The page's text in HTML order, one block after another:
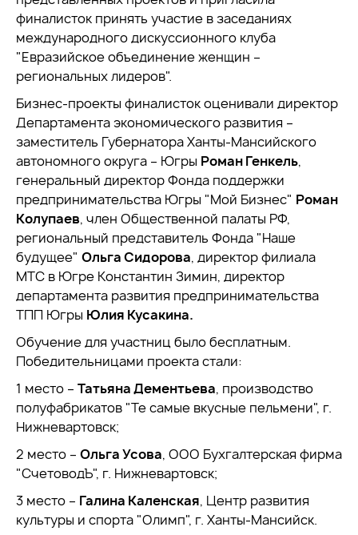
финалисток принять участие в заседаниях
международного дискуссионного клуба
"Евразийское объединение женщин –
региональных лидеров".
Бизнес-проекты финалисток оценивали директор
Департамента экономического развития –
заместитель Губернатора Ханты-Мансийского
автономного округа – Югры Роман Генкель,
генеральный директор Фонда поддержки
предпринимательства Югры "Мой Бизнес" Роман
Колупаев, член Общественной палаты РФ,
региональный представитель Фонда "Наше
будущее" Ольга Сидорова, директор филиала
МТС в Югре Константин Зимин, директор
департамента развития предпринимательства
ТПП Югры Юлия Кусакина.
Обучение для участниц было бесплатным.
Победительницами проекта стали:
1 место – Татьяна Дементьева, производство
полуфабрикатов "Те самые вкусные пельмени", г.
Нижневартовск;
2 место – Ольга Усова, ООО Бухгалтерская фирма
"СчетоводЪ", г. Нижневартовск;
3 место – Галина Каленская, Центр развития
культуры и спорта "Олимп", г. Ханты-Мансийск.